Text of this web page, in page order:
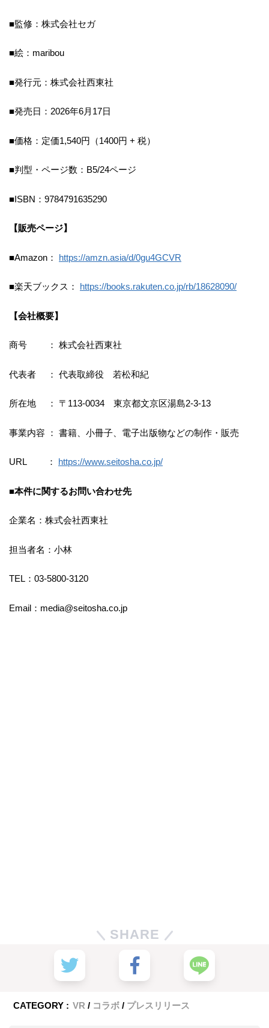
■監修：株式会社セガ
■絵：maribou
■発行元：株式会社西東社
■発売日：2026年6月17日
■価格：定価1,540円（1400円 + 税）
■判型・ページ数：B5/24ページ
■ISBN：9784791635290
【販売ページ】
■Amazon： https://amzn.asia/d/0gu4GCVR
■楽天ブックス： https://books.rakuten.co.jp/rb/18628090/
【会社概要】
商号 ： 株式会社西東社
代表者 ： 代表取締役 若松和紀
所在地 ： 〒113-0034 東京都文京区湯島2-3-13
事業内容 ： 書籍、小冊子、電子出版物などの制作・販売
URL ： https://www.seitosha.co.jp/
■本件に関するお問い合わせ先
企業名：株式会社西東社
担当者名：小林
TEL：03-5800-3120
Email：media@seitosha.co.jp
SHARE
CATEGORY : VR コラボ プレスリリース